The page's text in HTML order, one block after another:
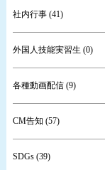
社内行事 (41)
外国人技能実習生 (0)
各種動画配信 (9)
CM告知 (57)
SDGs (39)